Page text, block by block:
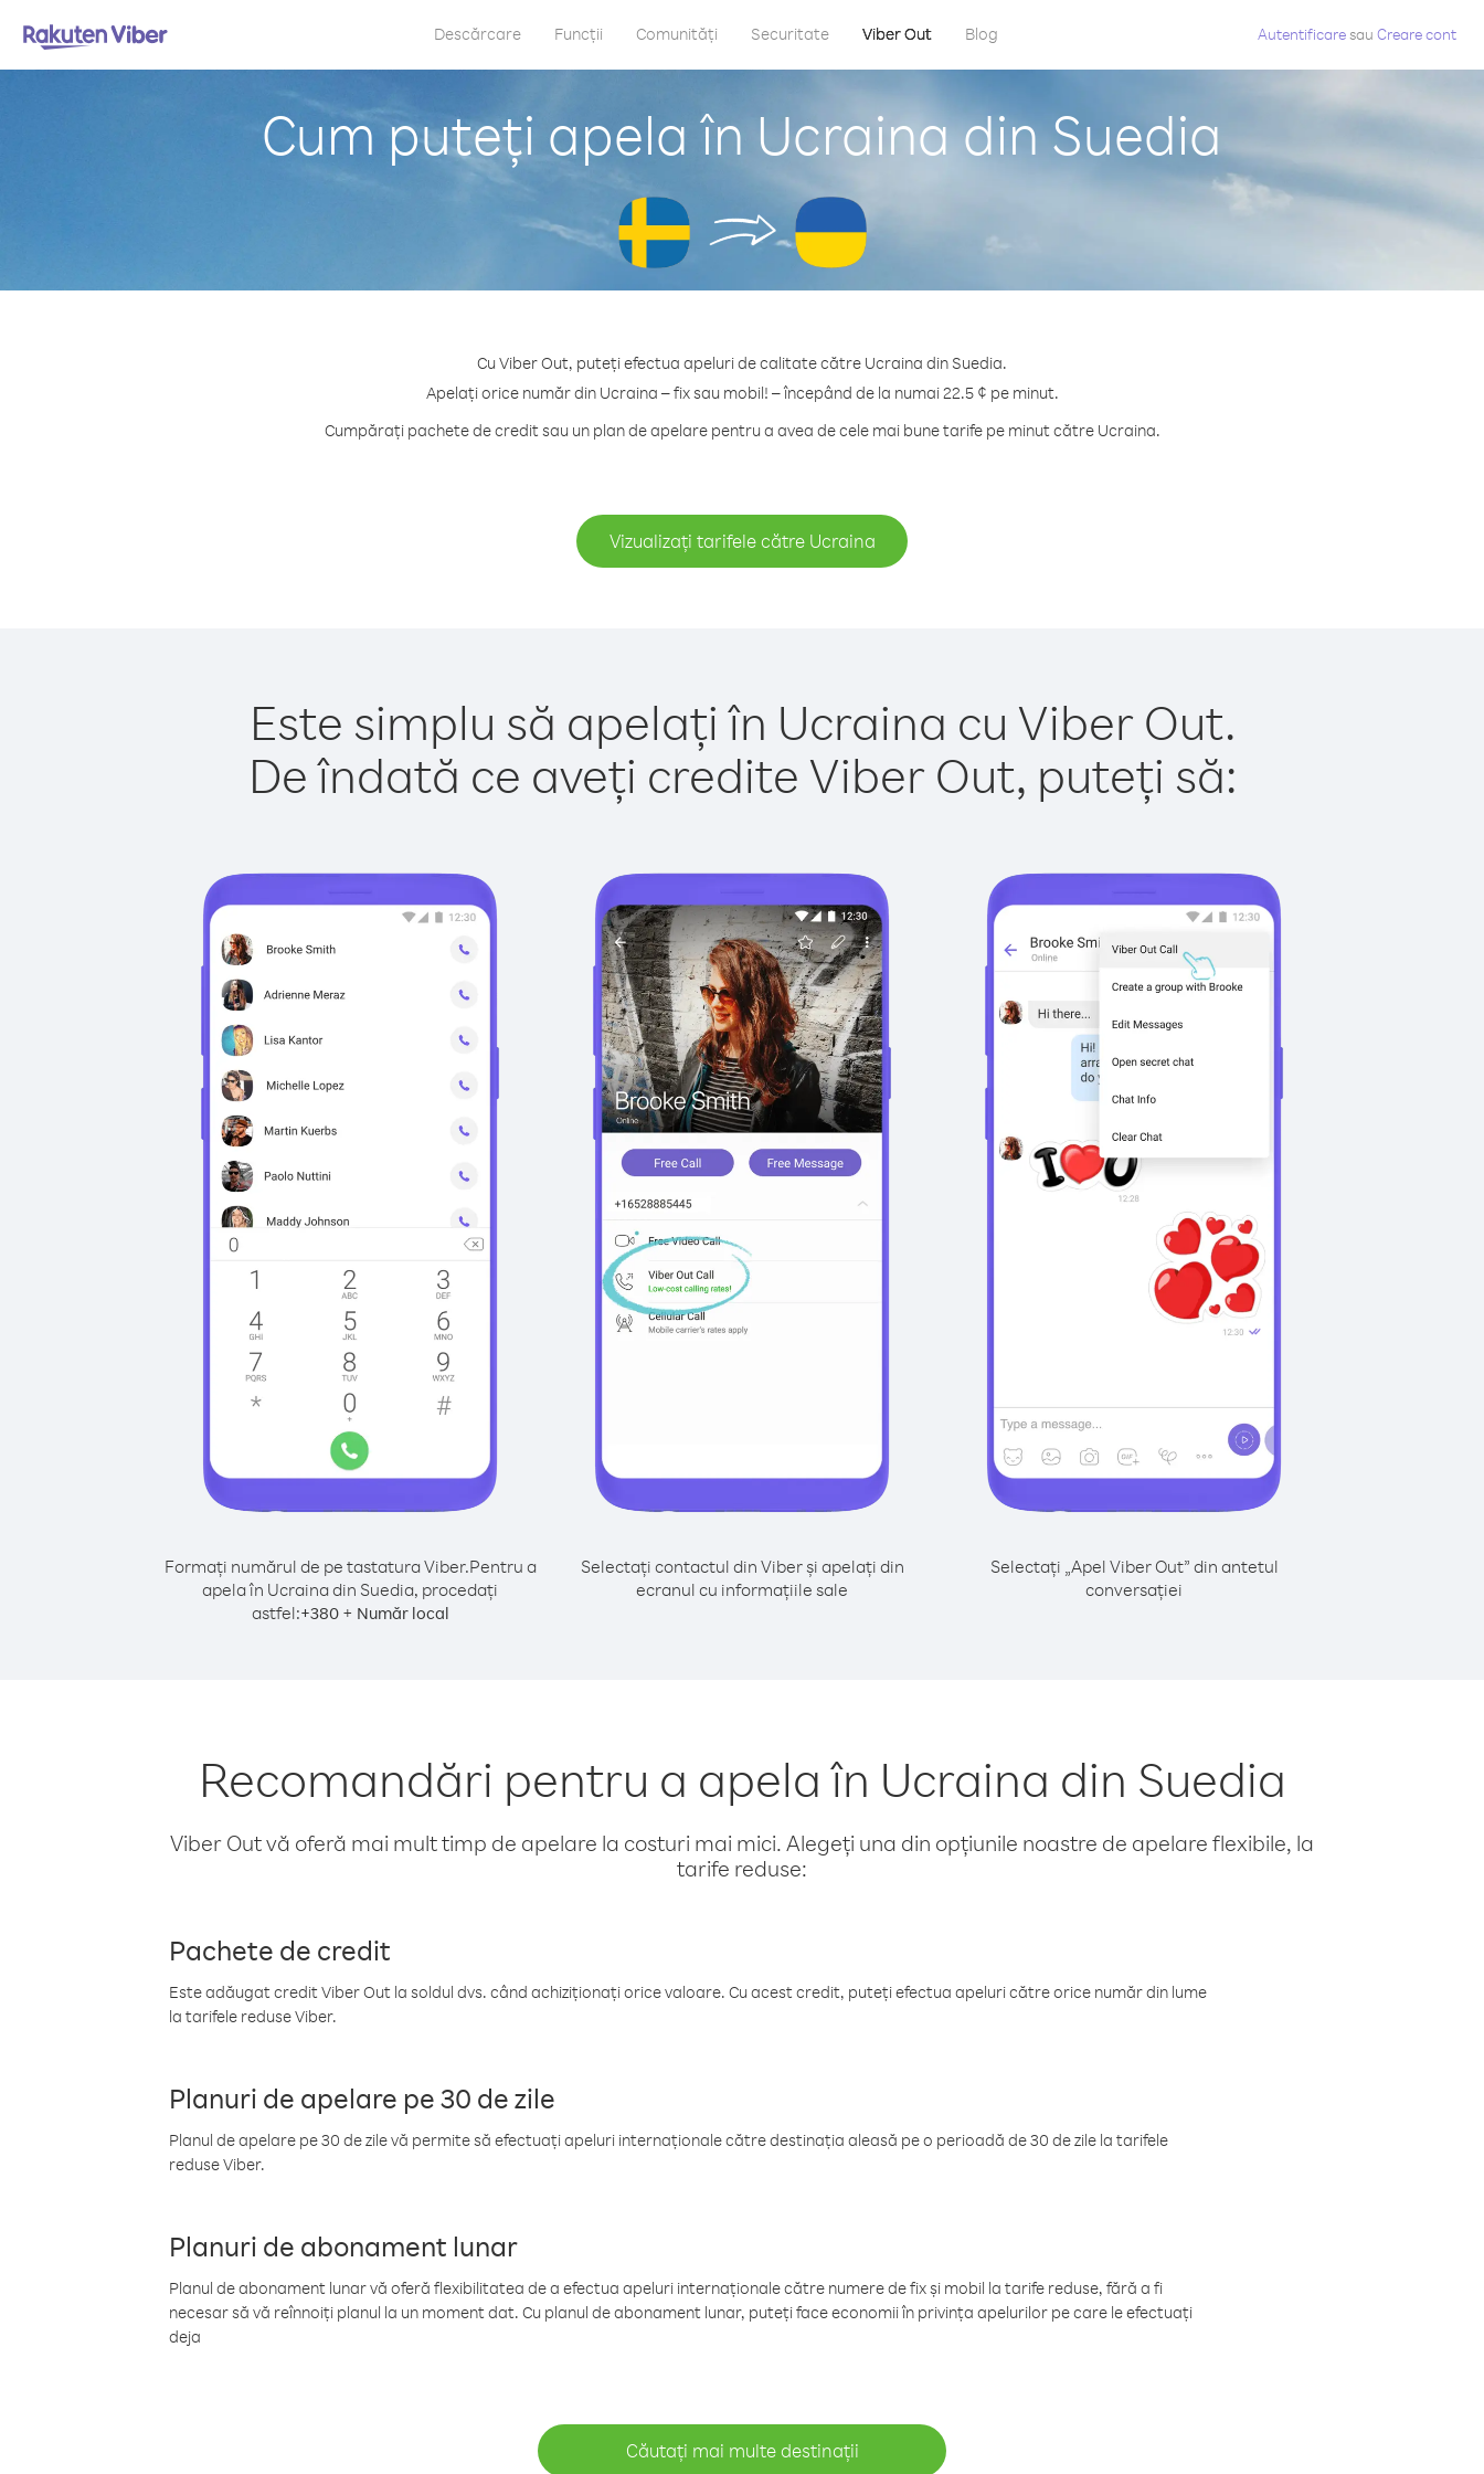
Descărcare Funcții Comunități Securitate Viber Out Blog Autentificaresau Creare cont
Cum puteți apela în Ucraina din Suedia
Cu Viber Out, puteți efectua apeluri de calitate către Ucraina din Suedia.
Apelați orice număr din Ucraina – fix sau mobil! – începând de la numai 22.5 ¢ pe minut.
Cumpărați pachete de credit sau un plan de apelare pentru a avea de cele mai bune tarife pe minut către Ucraina.
Vizualizați tarifele către Ucraina
Este simplu să apelați în Ucraina cu Viber Out.
De îndată ce aveți credite Viber Out, puteți să:
Formați numărul de pe tastatura Viber.Pentru a
apela în Ucraina din Suedia, procedați
astfel:+380+ Număr local
Selectați contactul din Viber și apelați din
ecranul cu informațiile sale
Selectați „Apel Viber Out” din antetul
conversației
Recomandări pentru a apela în Ucraina din Suedia
Viber Out vă oferă mai mult timp de apelare la costuri mai mici. Alegeți una din opțiunile noastre de apelare flexibile, la
tarife reduse:
Pachete de credit
Este adăugat credit Viber Out la soldul dvs. când achiziționați orice valoare. Cu acest credit, puteți efectua apeluri către orice număr din lume
la tarifele reduse Viber.
Planuri de apelare pe 30 de zile
Planul de apelare pe 30 de zile vă permite să efectuați apeluri internaționale către destinația aleasă pe o perioadă de 30 de zile la tarifele
reduse Viber.
Planuri de abonament lunar
Planul de abonament lunar vă oferă flexibilitatea de a efectua apeluri internaționale către numere de fix și mobil la tarife reduse, fără a fi
necesar să vă reînnoiți planul la un moment dat. Cu planul de abonament lunar, puteți face economii în privința apelurilor pe care le efectuați
deja
Căutați mai multe destinații